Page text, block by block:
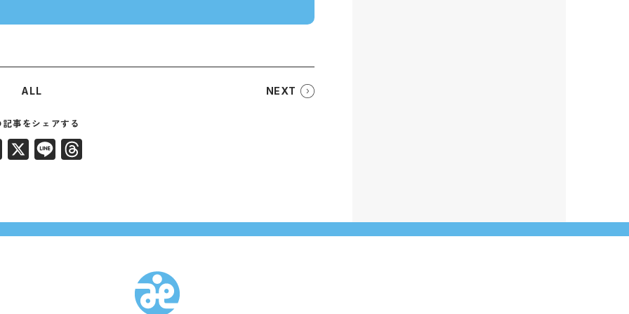
ALL NEXT
Facebook
X Line